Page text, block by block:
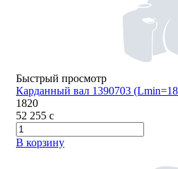
Быстрый просмотр
Карданный вал 1390703
1820
52 255 c
В корзину